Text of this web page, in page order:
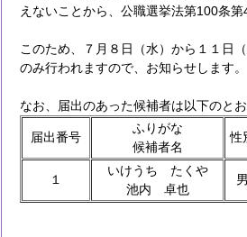
えないことから、公職選挙法第100条
このため、７月８日（水）から１１日
のみ行われますので、お知らせします。
なお、届出のあった候補者は以下のとお
届出番号
ふりがな
候補者名
性
１
いけうち たくや
池内 卓也
男